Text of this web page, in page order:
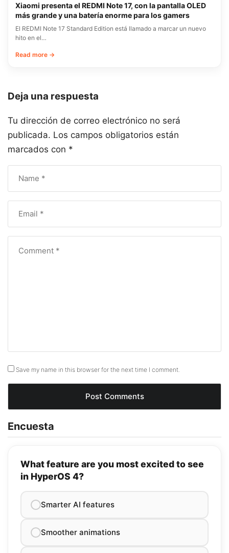
Xiaomi presenta el REDMI Note 17, con la pantalla OLED
más grande y una batería enorme para los gamers
El REDMI Note 17 Standard Edition está llamado a marcar un nuevo
hito en el…
Read more →
Deja una respuesta
Tu dirección de correo electrónico no será
publicada. Los campos obligatorios están
marcados con *
Save my name in this browser for the next time I comment.
Encuesta
What feature are you most excited to see
in HyperOS 4?
Smarter AI features
Smoother animations